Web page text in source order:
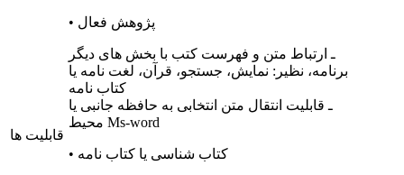
قابلیت ها
• پژوهش فعال
ـ ارتباط متن و فهرست کتب با بخش‌ های دیگر
برنامه، نظیر: نمایش، جستجو، قرآن، لغت‌ نامه یا
کتاب‌ نامه
ـ قابلیت انتقال متن انتخابی به حافظه جانبی یا
محیط Ms-word
• کتاب‌ شناسی یا کتاب‌ نامه